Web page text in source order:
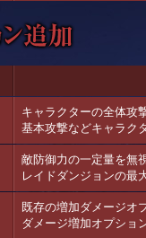
キャラクターの全体攻
基本攻撃などキャラク
敵防御力の一定量を無
レイドダンジョンの最
既存の増加ダメージオ
ダメージ増加オプショ